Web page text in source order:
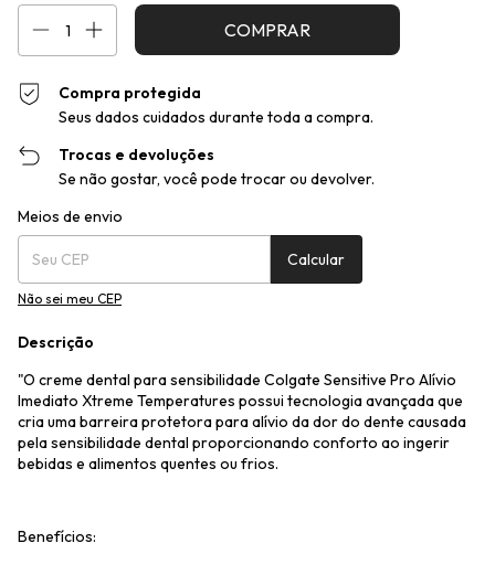
Compra protegida
Seus dados cuidados durante toda a compra.
Trocas e devoluções
Se não gostar, você pode trocar ou devolver.
Entregas para o CEP:
Meios de envio
Calcular
Não sei meu CEP
Descrição
"O creme dental para sensibilidade Colgate Sensitive Pro Alívio
Imediato Xtreme Temperatures possui tecnologia avançada que
cria uma barreira protetora para alívio da dor do dente causada
pela sensibilidade dental proporcionando conforto ao ingerir
bebidas e alimentos quentes ou frios.
Benefícios: